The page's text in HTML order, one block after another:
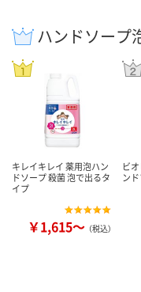
ハンドソープ
キレイキレイ 薬用泡ハン
ドソープ 殺菌 泡で出るタ
イプ
￥1,615～ （税込）
ビ
ン